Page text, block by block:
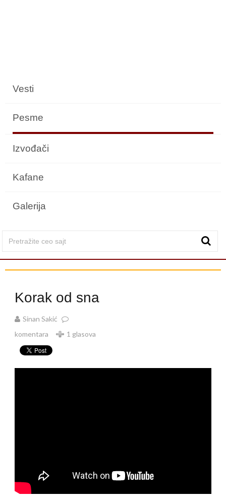
Vesti
Pesme
Izvođači
Kafane
Galerija
Korak od sna
Sinan Sakić
komentara
1 glasova